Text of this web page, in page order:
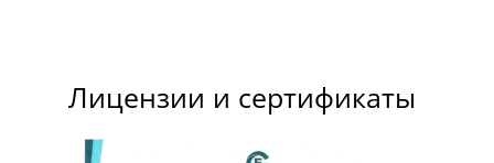
Лицензии и сертификаты